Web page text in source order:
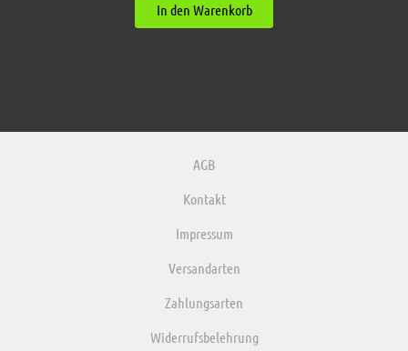
In den Warenkorb
AGB
Kontakt
Impressum
Versandarten
Zahlungsarten
Widerrufsbelehrung